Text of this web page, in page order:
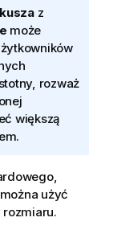
z
może
rozważ
większą
użyć